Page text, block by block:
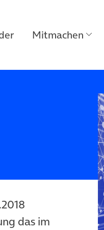
Mitmachen
das im